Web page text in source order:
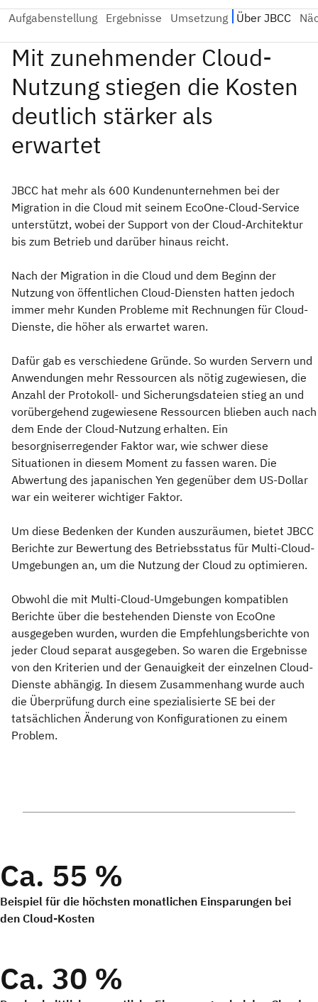
JBCC hat mehr als 600 Kundenunternehmen bei der
Migration in die Cloud mit seinem EcoOne-Cloud-Service
unterstützt, wobei der Support von der Cloud-Architektur
bis zum Betrieb und darüber hinaus reicht.
Nach der Migration in die Cloud und dem Beginn der
Nutzung von öffentlichen Cloud-Diensten hatten jedoch
immer mehr Kunden Probleme mit Rechnungen für Cloud-
Dienste, die höher als erwartet waren.
Dafür gab es verschiedene Gründe. So wurden Servern und
Anwendungen mehr Ressourcen als nötig zugewiesen, die
Anzahl der Protokoll- und Sicherungsdateien stieg an und
vorübergehend zugewiesene Ressourcen blieben auch nach
dem Ende der Cloud-Nutzung erhalten. Ein
besorgniserregender Faktor war, wie schwer diese
Situationen in diesem Moment zu fassen waren. Die
Abwertung des japanischen Yen gegenüber dem US-Dollar
war ein weiterer wichtiger Faktor.
Um diese Bedenken der Kunden auszuräumen, bietet JBCC
Berichte zur Bewertung des Betriebsstatus für Multi-Cloud-
Umgebungen an, um die Nutzung der Cloud zu optimieren.
Obwohl die mit Multi-Cloud-Umgebungen kompatiblen
Berichte über die bestehenden Dienste von EcoOne
ausgegeben wurden, wurden die Empfehlungsberichte von
jeder Cloud separat ausgegeben. So waren die Ergebnisse
von den Kriterien und der Genauigkeit der einzelnen Cloud-
Dienste abhängig. In diesem Zusammenhang wurde auch
die Überprüfung durch eine spezialisierte SE bei der
tatsächlichen Änderung von Konfigurationen zu einem
Problem.
Ca. 55 %
Beispiel für die höchsten monatlichen Einsparungen bei
den Cloud-Kosten
Ca. 30 %